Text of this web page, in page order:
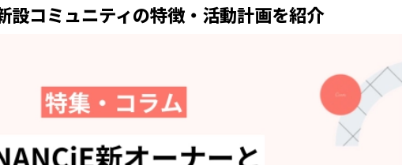
設コミュニティの特徴・活動計画を紹介